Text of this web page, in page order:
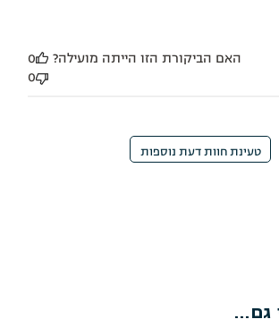
האם הביקורת הזו הייתה מועילה?
0
0
טעינת חוות דעת נוספות
גם...